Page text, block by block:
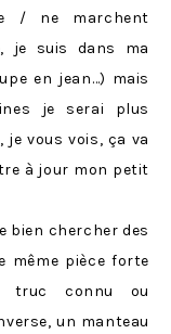
/ ne marchent
je suis dans ma
en jean…) mais
je serai plus
vous vois, ça va
à jour mon petit
bien chercher des
même pièce forte
truc connu ou
un manteau